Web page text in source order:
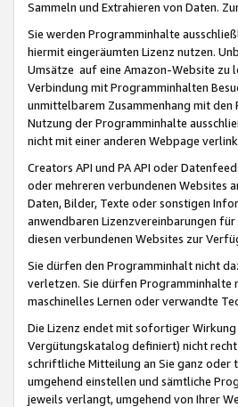
Sammeln und Extrahieren von Daten.
Sie werden Programminhalte
hiermit eingeräumten Lizenz nutzen.
Umsätze auf eine Amazon-Website zu
Verbindung mit Programminhalten
unmittelbarem Zusammenhang mit den
Nutzung der Programminhalte
nicht mit einer anderen Webpage
Creators API und PA API oder
oder mehreren verbundenen Websites
Daten, Bilder, Texte oder sonstigen
anwendbaren Lizenzvereinbarungen
diesen verbundenen Websites zur
Sie dürfen den Programminhalt nicht
verletzen. Sie dürfen
maschinelles Lernen oder verwandte
Die Lizenz endet mit sofortiger
Vergütungskatalog definiert) nicht
schriftliche Mitteilung an Sie ganz oder
umgehend einstellen und sämtliche
jeweils verlangt, umgehend von Ihrer